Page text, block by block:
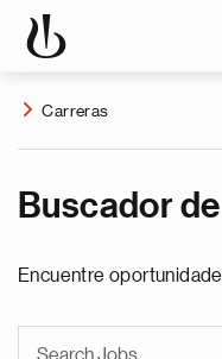
Carreras
Buscador
Encuentre